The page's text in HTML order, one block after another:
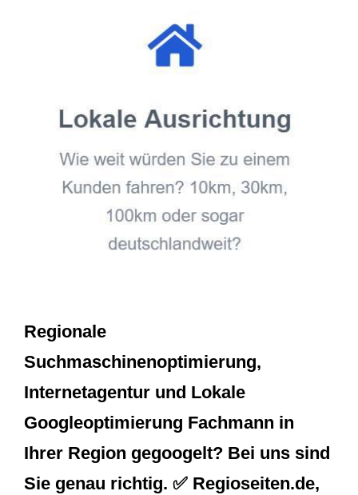
Regionale
Suchmaschinenoptimierung,
Internetagentur und Lokale
Googleoptimierung Fachmann in
Ihrer Region gegoogelt? Bei uns sind
Sie genau richtig. ✅ Regioseiten.de,